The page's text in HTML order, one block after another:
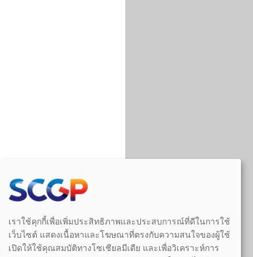
ไว้ก่อนวันที่พระราชบัญญัติคุ้มครอง
เราใช้คุกกี้เพื่อเพิ่มประสิทธิภาพและประสบการณ์ที่ดีในการใช้
เว็บไซต์ แสดงเนื้อหาและโฆษณาที่ตรงกับความสนใจของผู้ใช้
เปิดให้ใช้คุณสมบัติทางโซเชียลมีเดีย และเพื่อวิเคราะห์การ